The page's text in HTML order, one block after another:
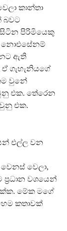
කාන්තා
බවට
සිටින පිරිමියෙකු
නොඑසේනම්
ඇති
ගැහැනියගේ
වුනේ
එක. තේරෙන
එක.
එල්ල වන
වෙලා,
වශයෙන්
මේක මගේ
කතාවක්